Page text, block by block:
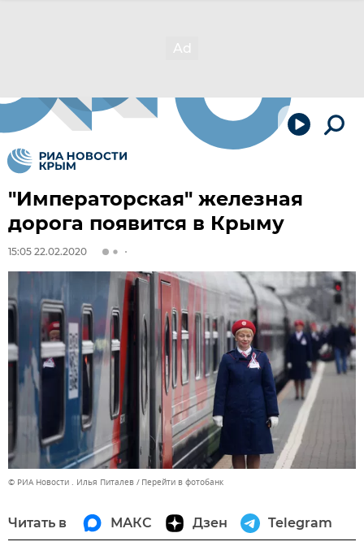
"Императорская" железная
дорога появится в Крыму
15:05 22.02.2020
© РИА Новости . Илья Питалев Перейти в фотобанк
Читать в МАКС Дзен Telegram